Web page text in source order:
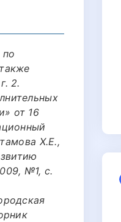
2.
от 16
Х.Е.,
№1, с.